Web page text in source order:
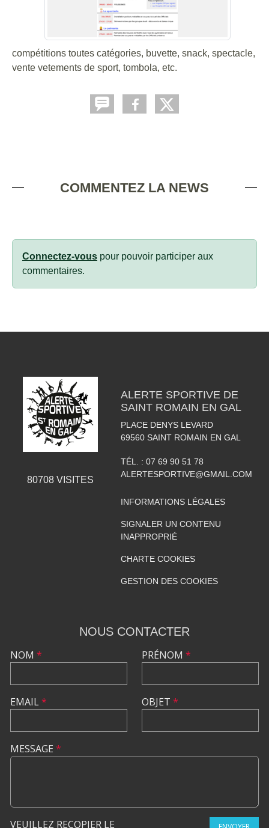
compétitions toutes catégories, buvette, snack, spectacle,
vente vetements de sport, tombola, etc.
COMMENTEZ LA NEWS
Connectez-vous pour pouvoir participer aux
commentaires.
80708VISITES
ALERTE SPORTIVE DE
SAINT ROMAIN EN GAL
PLACE DENYS LEVARD
69560 SAINT ROMAIN EN GAL
TÉL. : 07 69 90 51 78
ALERTESPORTIVE@GMAIL.COM
INFORMATIONS LÉGALES
SIGNALER UN CONTENU
INAPPROPRIÉ
CHARTE COOKIES
GESTION DES COOKIES
NOUS CONTACTER
NOM *
EMAIL*
PRÉNOM *
OBJET *
MESSAGE *
VEUILLEZ RECOPIER LE